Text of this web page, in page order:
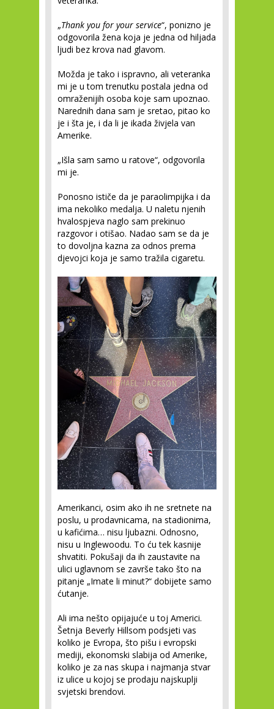
„Thank you for your service“, ponizno je
odgovorila žena koja je jedna od hiljada
ljudi bez krova nad glavom.
Možda je tako i ispravno, ali veteranka
mi je u tom trenutku postala jedna od
omraženijih osoba koje sam upoznao.
Narednih dana sam je sretao, pitao ko
je i šta je, i da li je ikada živjela van
Amerike.
„Išla sam samo u ratove“, odgovorila
mi je.
Ponosno ističe da je paraolimpijka i da
ima nekoliko medalja. U naletu njenih
hvalospjeva naglo sam prekinuo
razgovor i otišao. Nadao sam se da je
to dovoljna kazna za odnos prema
djevojci koja je samo tražila cigaretu.
Amerikanci, osim ako ih ne sretnete na
poslu, u prodavnicama, na stadionima,
u kafićima… nisu ljubazni. Odnosno,
nisu u Inglewoodu. To ću tek kasnije
shvatiti. Pokušaji da ih zaustavite na
ulici uglavnom se završe tako što na
pitanje „Imate li minut?“ dobijete samo
ćutanje.
Ali ima nešto opijajuće u toj Americi.
Šetnja Beverly Hillsom podsjeti vas
koliko je Evropa, što pišu i evropski
mediji, ekonomski slabija od Amerike,
koliko je za nas skupa i najmanja stvar
iz ulice u kojoj se prodaju najskuplji
svjetski brendovi.